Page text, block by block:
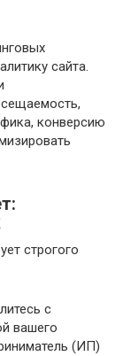
сайта.
конверсию
строгого
с
вашего
(ИП)